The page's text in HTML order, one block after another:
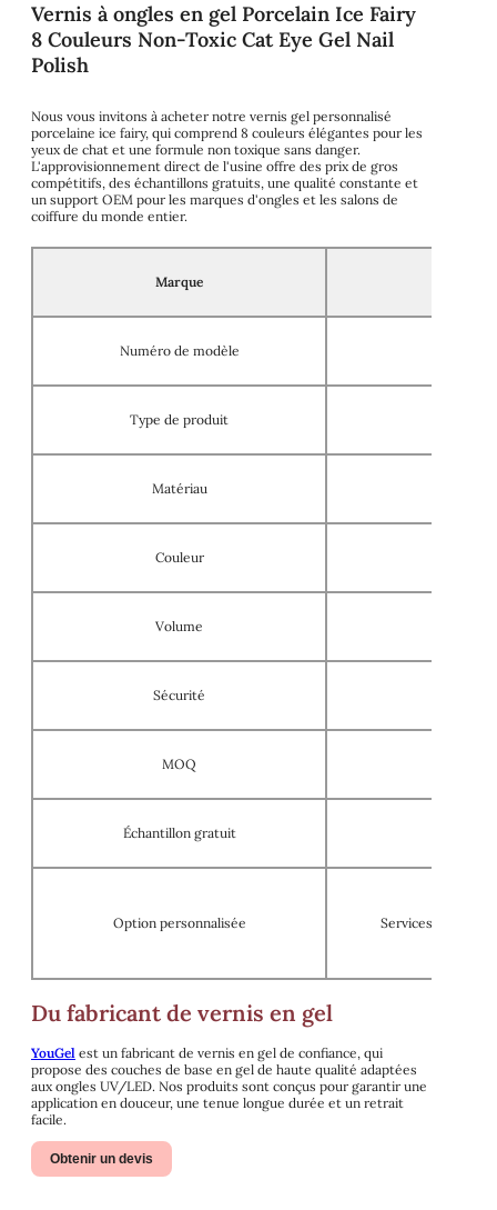
Vernis à ongles en gel Porcelain Ice Fairy
8 Couleurs Non-Toxic Cat Eye Gel Nail
Polish
Nous vous invitons à acheter notre vernis gel personnalisé
porcelaine ice fairy, qui comprend 8 couleurs élégantes pour les
yeux de chat et une formule non toxique sans danger.
L'approvisionnement direct de l'usine offre des prix de gros
compétitifs, des échantillons gratuits, une qualité constante et
un support OEM pour les marques d'ongles et les salons de
coiffure du monde entier.
Marque
Numéro de modèle
Type de produit
Matériau
Couleur
Volume
Sécurité
MOQ
Échantillon gratuit
Option personnalisée Services OEM/
Du fabricant de vernis en gel
YouGel est un fabricant de vernis en gel de confiance, qui
propose des couches de base en gel de haute qualité adaptées
aux ongles UV/LED. Nos produits sont conçus pour garantir une
application en douceur, une tenue longue durée et un retrait
facile.
Obtenir un devis